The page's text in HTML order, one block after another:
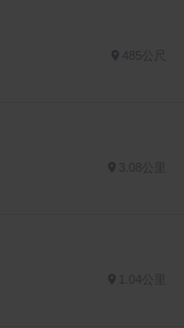
485公尺
1.04公里